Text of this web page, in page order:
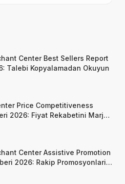
Center Best Sellers Report
Talebi Kopyalamadan Okuyun
Price Competitiveness
2026: Fiyat Rekabetini Marj
Center Assistive Promotion
2026: Rakip Promosyonlarini